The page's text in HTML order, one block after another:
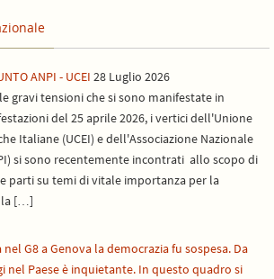
ANPI - UCEI 28 Luglio 2026
gravi tensioni che si sono manifestate in
del 25 aprile 2026, i vertici dell'Unione
Italiane (UCEI) e dell'Associazione Nazionale
si sono recentemente incontrati allo scopo di
parti su temi di vitale importanza per la
la […]
G8 a Genova la democrazia fu sospesa. Da
nel Paese è inquietante. In questo quadro si